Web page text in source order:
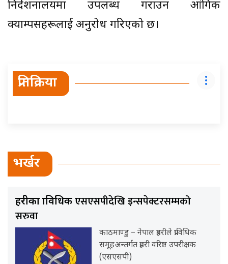
निर्देशनालयमा उपलब्ध गराउन आंगिक
क्याम्पसहरूलाई अनुरोध गरिएको छ।
प्रतिक्रिया
भर्खर
प्रहरीका प्राविधिकएसएसपीदेखि इन्सपेक्टरसम्मको
सरुवा
काठमाण्डु – नेपाल प्रहरीले प्राविधिक
समूहअन्तर्गत प्रहरी वरिष्ठ उपरीक्षक
(एसएसपी)